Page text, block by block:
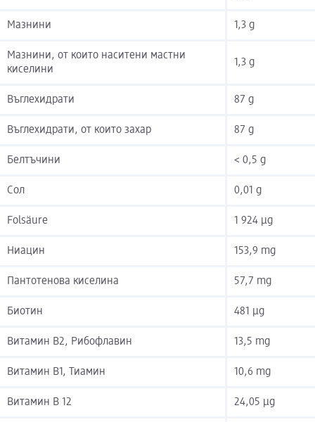
Мазнини 1,3 g
Мазнини, от които наситени мастни
киселини
1,3 g
Въглехидрати 87 g
Въглехидрати, от които захар 87 g
Белтъчини < 0,5 g
Сол 0,01 g
Folsäure 1 924 µg
Ниацин 153,9 mg
Пантотенова киселина 57,7 mg
Биотин 481 µg
Витамин B2, Рибофлавин 13,5 mg
Витамин B1, Тиамин 10,6 mg
Витамин B 12 24,05 µg